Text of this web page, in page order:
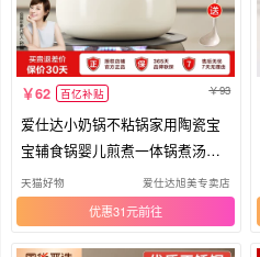
62 百亿补贴 93
爱仕达小奶锅不粘锅家用陶瓷宝
宝辅食锅婴儿煎煮一体锅煮汤泡
面锅
天猫好物 爱仕达旭美专卖店
优惠31元